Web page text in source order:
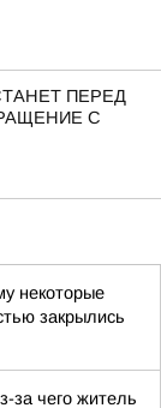
ПЕРЕД
С
некоторые
закрылись
за чего житель